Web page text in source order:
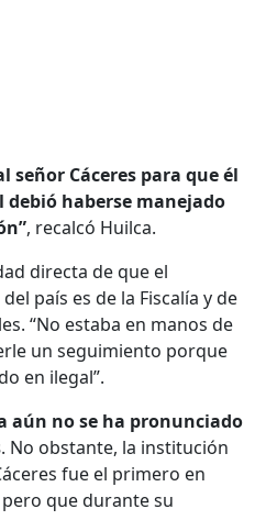
señor Cáceres para que él
debió haberse manejado
, recalcó Huilca.
directa de que el
país es de la Fiscalía y de
“No estaba en manos de
un seguimiento porque
en ilegal”.
aún no se ha pronunciado
. No obstante, la institución
fue el primero en
que durante su